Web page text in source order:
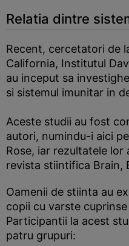
Relatia dintre
Recent, cercetatori de
California, Institutul
au inceput sa
si sistemul imunitar in
Aceste studii au fost
autori, numindu-i aici
Rose, iar rezultatele
revista stiintifica Brain,
Oamenii de stiinta au
copii cu varste
Participantii la acest
patru grupuri: